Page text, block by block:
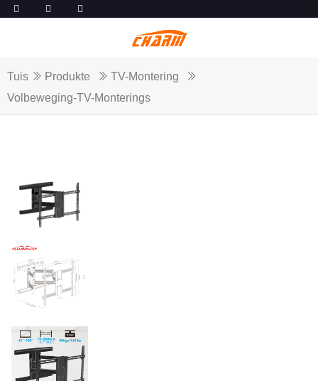
Tuis Produkte
TV-Montering
Volbeweging-TV-Monterings